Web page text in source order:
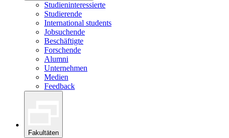
Studieninteressierte
Studierende
International students
Jobsuchende
Beschäftigte
Forschende
Alumni
Unternehmen
Medien
Feedback
Fakultäten